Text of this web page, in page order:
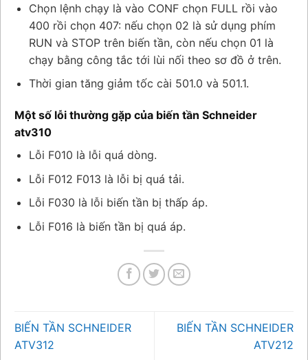
Chọn lệnh chạy là vào CONF chọn FULL rồi vào
400 rồi chọn 407: nếu chọn 02 là sử dụng phím
RUN và STOP trên biến tần, còn nếu chọn 01 là
chạy bằng công tắc tới lùi nối theo sơ đồ ở trên.
Thời gian tăng giảm tốc cài 501.0 và 501.1.
Một số lỗi thường gặp của biến tần Schneider
atv310
Lỗi F010 là lỗi quá dòng.
Lỗi F012 F013 là lỗi bị quá tải.
Lỗi F030 là lỗi biến tần bị thấp áp.
Lỗi F016 là biến tần bị quá áp.
BIẾN TẦN SCHNEIDER
ATV312
BIẾN TẦN SCHNEIDER
ATV212